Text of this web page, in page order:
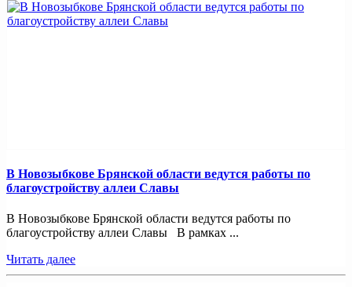
В Новозыбкове Брянской области ведутся работы по
благоустройству аллеи Славы
В Новозыбкове Брянской области ведутся работы по
благоустройству аллеи Славы В рамках ...
Читать далее